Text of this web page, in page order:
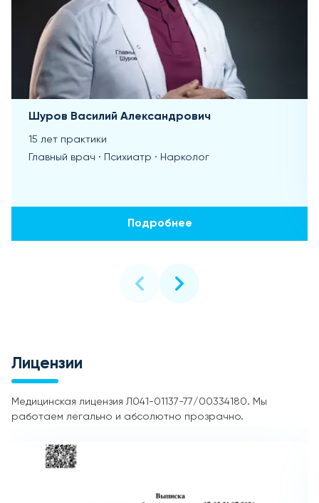
Шуров Василий Александрович
15 лет практики
Главный врач · Психиатр · Нарколог
Подробнее
Лицензии
Медицинская лицензия Л041-01137-77/00334180. Мы
работаем легально и абсолютно прозрачно.